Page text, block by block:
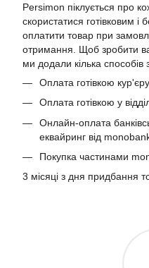
Persimon піклується про
скористатися готівковим і
оплатити товар при
отримання. Щоб зробити
ми додали кілька
Оплата готівкою кур'єру
Оплата готівкою у
Онлайн-оплата
еквайринг від
Покупка частинами
3 місяці з дня придбання